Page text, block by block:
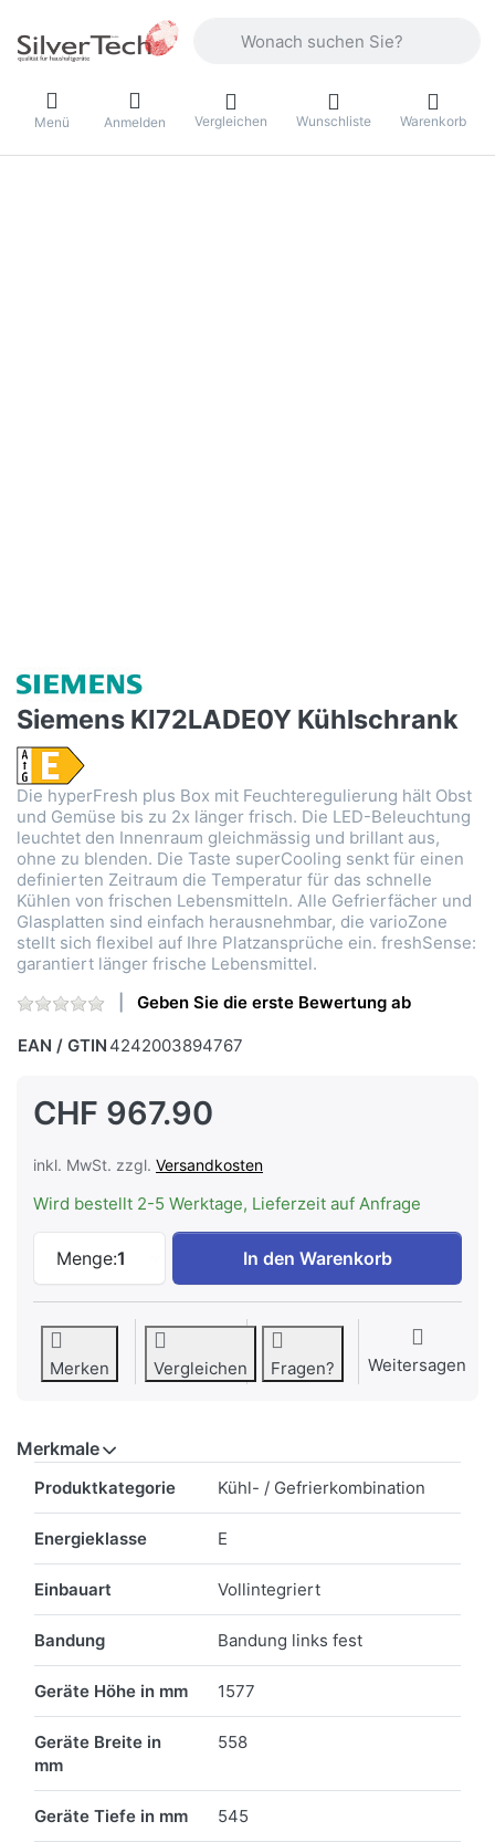
Menü Anmelden Vergleichen Wunschliste Warenkorb
Siemens KI72LADE0Y Kühlschrank
Die hyperFresh plus Box mit Feuchteregulierung hält Obst
und Gemüse bis zu 2x länger frisch. Die LED-Beleuchtung
leuchtet den Innenraum gleichmässig und brillant aus,
ohne zu blenden. Die Taste superCooling senkt für einen
definierten Zeitraum die Temperatur für das schnelle
Kühlen von frischen Lebensmitteln. Alle Gefrierfächer und
Glasplatten sind einfach herausnehmbar, die varioZone
stellt sich flexibel auf Ihre Platzansprüche ein. freshSense:
garantiert länger frische Lebensmittel.
Geben Sie die erste Bewertung ab
EAN / GTIN 4242003894767
CHF 967.90
inkl. MwSt. zzgl. Versandkosten
Wird bestellt 2-5 Werktage, Lieferzeit auf Anfrage
Menge:1
Siemens KI72LADE0Y Kühlschrank zu
In den Warenkorb
Merken Vergleichen Fragen? Weitersagen
Merkmale
Produktkategorie Kühl- / Gefrierkombination
Energieklasse E
Einbauart Vollintegriert
Bandung Bandung links fest
Geräte Höhe in mm 1577
Geräte Breite in
mm
558
Geräte Tiefe in mm 545